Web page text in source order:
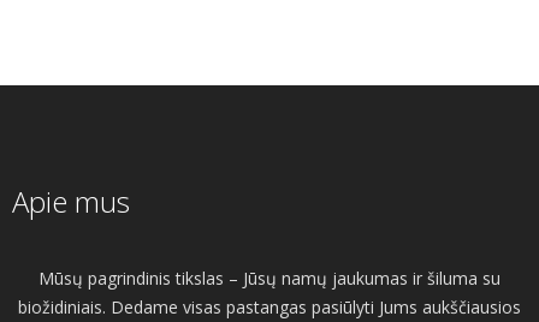
Apie mus
Mūsų pagrindinis tikslas – Jūsų namų jaukumas ir šiluma su
biožidiniais. Dedame visas pastangas pasiūlyti Jums aukščiausios